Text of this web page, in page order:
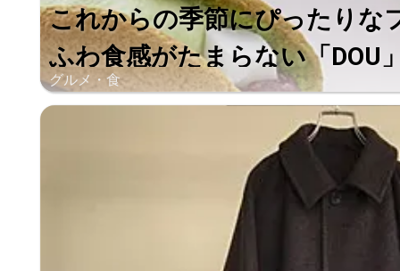
これからの季節にぴったりな
ふわ食感がたまらない「DOU
グルメ・食